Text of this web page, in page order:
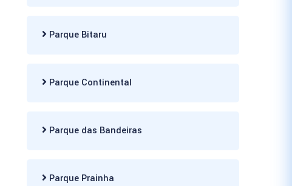
Parque Bitaru
Parque Continental
Parque das Bandeiras
Parque Prainha